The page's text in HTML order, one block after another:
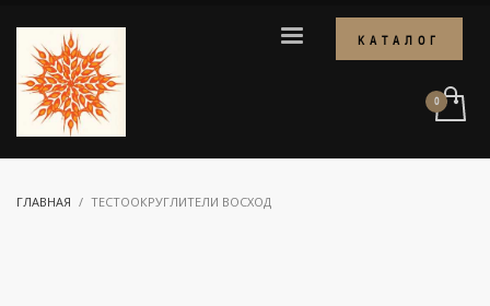
КАТАЛОГ
ГЛАВНАЯ ТЕСТООКРУГЛИТЕЛИ ВОСХОД